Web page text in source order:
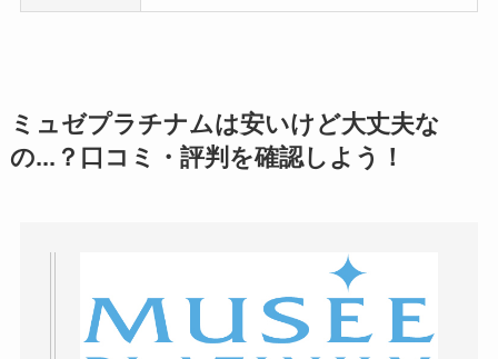
ミュゼプラチナムは安いけど大丈夫な
の...？口コミ・評判を確認しよう！